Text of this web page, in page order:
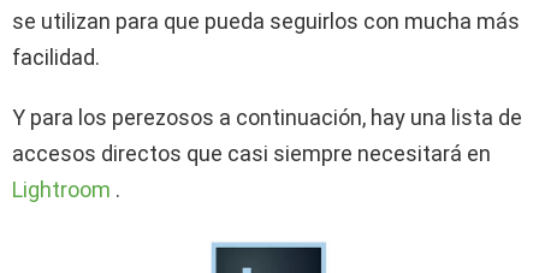
se utilizan para que pueda seguirlos con mucha más
facilidad.
Y para los perezosos a continuación, hay una lista de
accesos directos que casi siempre necesitará en
Lightroom .